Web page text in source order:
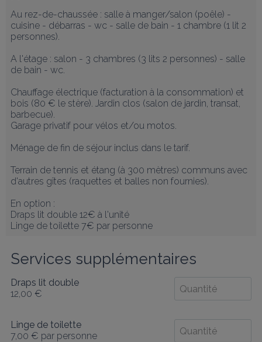
Au rez-de-chaussée : salle à manger/salon (poêle) -
cuisine - débarras - wc - salle de bain - 1 chambre (1 lit 2
personnes).
A l'étage : salon - 3 chambres (3 lits 2 personnes) - salle
de bain - wc.
Chauffage électrique (facturation à la consommation) et
bois (80 € le stère). Jardin clos (salon de jardin, transat,
barbecue).
Garage privatif pour vélos et/ou motos.
Ménage de fin de séjour inclus dans le tarif.
Terrain de tennis et étang (à 300 mètres) communs avec
d'autres gîtes (raquettes et balles non fournies).
En option :
Draps lit double 12€ à l'unité
Linge de toilette 7€ par personne
Services supplémentaires
Draps lit double
12,00 €
Linge de toilette
7,00 € par personne